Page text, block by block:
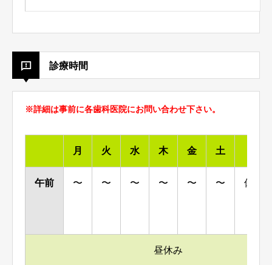
診療時間
※詳細は事前に各歯科医院にお問い合わせ下さい。
月 火 水 木 金 土
午前 〜 〜 〜 〜 〜 〜 休診
昼休み